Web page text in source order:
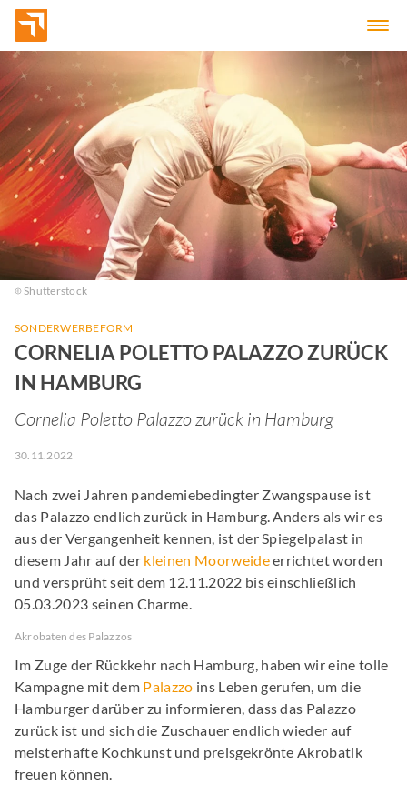
Shutterstock
SONDERWERBEFORM
CORNELIA POLETTO PALAZZO ZURÜCK
IN HAMBURG
Cornelia Poletto Palazzo zurück in Hamburg
30.11.2022
Nach zwei Jahren pandemiebedingter Zwangspause ist
das Palazzo endlich zurück in Hamburg. Anders als wir es
aus der Vergangenheit kennen, ist der Spiegelpalast in
diesem Jahr auf der kleinen Moorweideerrichtet worden
und versprüht seit dem 12.11.2022 bis einschließlich
05.03.2023 seinen Charme.
Akrobaten des Palazzos
Im Zuge der Rückkehr nach Hamburg, haben wir eine tolle
Kampagne mit dem Palazzo ins Leben gerufen, um die
Hamburger darüber zu informieren, dass das Palazzo
zurück ist und sich die Zuschauer endlich wieder auf
meisterhafte Kochkunst und preisgekrönte Akrobatik
freuen können.